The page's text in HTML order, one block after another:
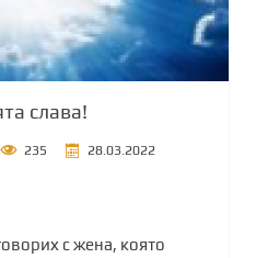
слава!
235 28.03.2022
с жена, която